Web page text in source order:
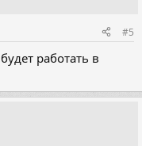
#5
работать в